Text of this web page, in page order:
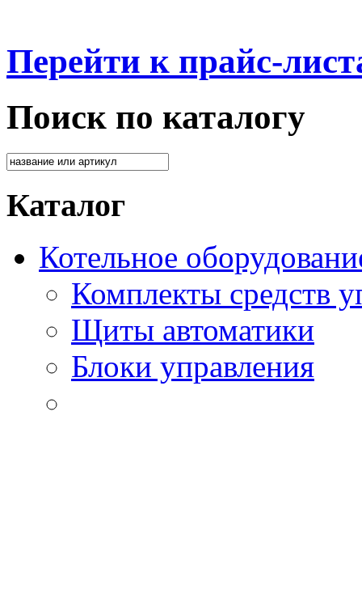
Перейти к прайс-
Поиск по каталогу
Каталог
Котельное
Комплекты средств
Щиты автоматики
Блоки управления